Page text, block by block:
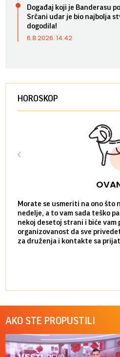
Događaj koji je Banderasu
Srčani udar je bio najbolja
dogodila!
6.8.2026. 14:42
HOROSKOP
Morate se usmeriti na ono što
nedelje, a to vam sada teško
nekoj desetoj strani i biće vam
organizovanost da sve
za druženja i kontakte sa
AKO STE PROPUSTILI